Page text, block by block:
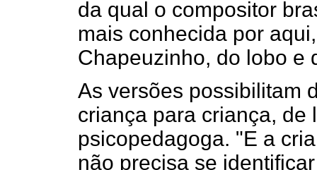
da qual o compositor
mais conhecida por
Chapeuzinho, do lobo e
As versões possibilitam
criança para criança, de
psicopedagoga. "E a
não precisa se